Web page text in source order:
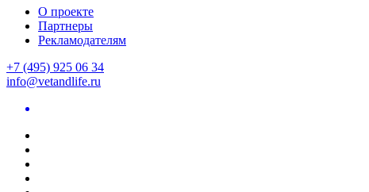
О проекте
Партнеры
Рекламодателям
+7 (495) 925 06 34
info@vetandlife.ru